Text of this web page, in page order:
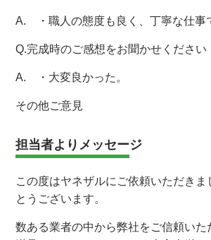
A. ・職人の態度も良く、丁寧な仕事
Q.完成時のご感想をお聞かせください
A. ・大変良かった。
その他ご意見
担当者よりメッセージ
この度はヤネザルにご依頼いただき
とうございます。
数ある業者の中から弊社をご信頼いた